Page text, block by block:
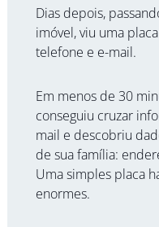
Dias depois,
imóvel, viu uma
telefone e e-mail.
Em menos de 30
conseguiu cruzar
mail e descobriu
de sua família:
Uma simples placa
enormes.